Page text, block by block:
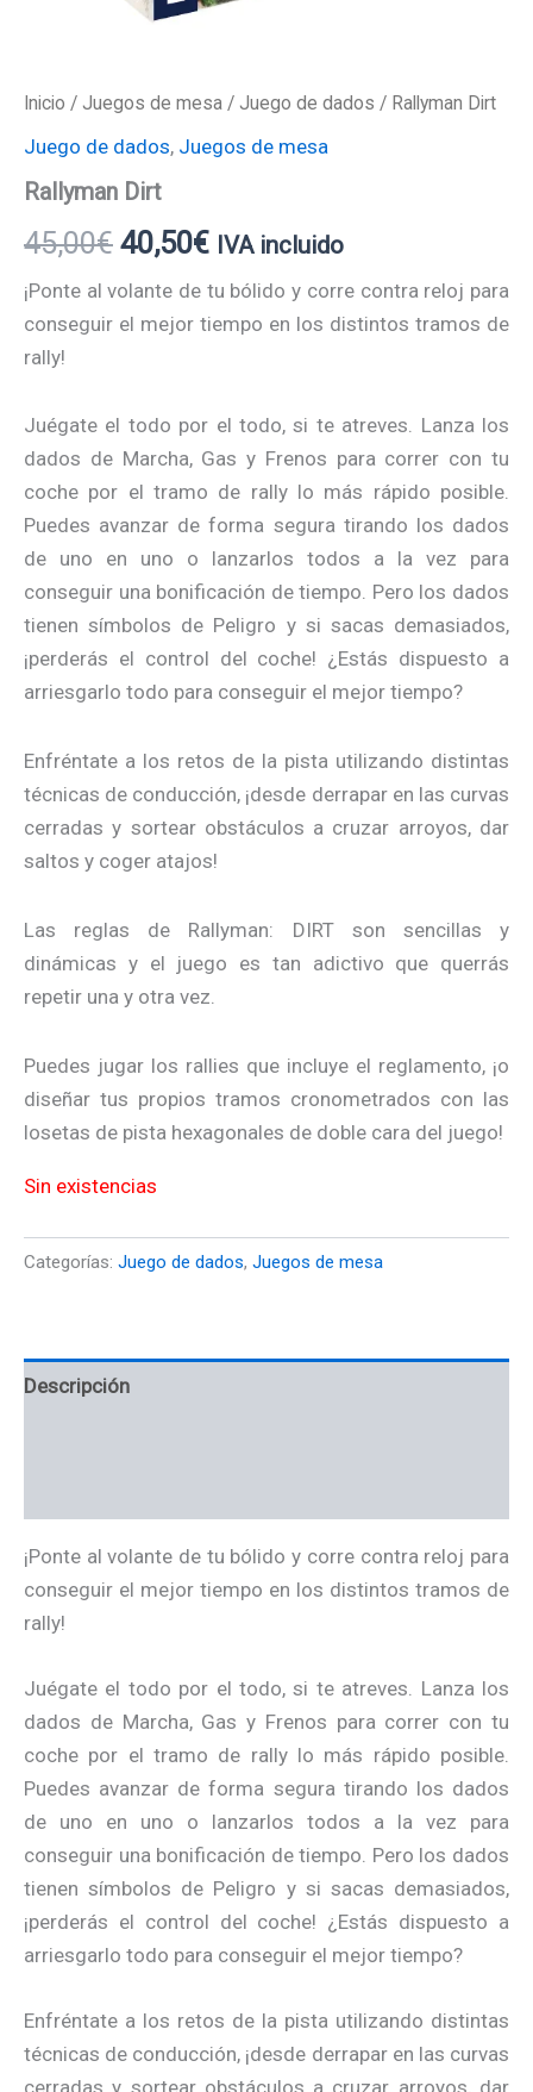
Inicio / Juegos de mesa / Juego de dados / Rallyman Dirt
Juego de dados, Juegos de mesa
Rallyman Dirt
45,00€ 40,50€ IVA incluido
¡Ponte al volante de tu bólido y corre contra reloj para
conseguir el mejor tiempo en los distintos tramos de
rally!
Juégate el todo por el todo, si te atreves. Lanza los
dados de Marcha, Gas y Frenos para correr con tu
coche por el tramo de rally lo más rápido posible.
Puedes avanzar de forma segura tirando los dados
de uno en uno o lanzarlos todos a la vez para
conseguir una bonificación de tiempo. Pero los dados
tienen símbolos de Peligro y si sacas demasiados,
¡perderás el control del coche! ¿Estás dispuesto a
arriesgarlo todo para conseguir el mejor tiempo?
Enfréntate a los retos de la pista utilizando distintas
técnicas de conducción, ¡desde derrapar en las curvas
cerradas y sortear obstáculos a cruzar arroyos, dar
saltos y coger atajos!
Las reglas de Rallyman: DIRT son sencillas y
dinámicas y el juego es tan adictivo que querrás
repetir una y otra vez.
Puedes jugar los rallies que incluye el reglamento, ¡o
diseñar tus propios tramos cronometrados con las
losetas de pista hexagonales de doble cara del juego!
Sin existencias
Categorías: Juego de dados, Juegos de mesa
Descripción
¡Ponte al volante de tu bólido y corre contra reloj para
conseguir el mejor tiempo en los distintos tramos de
rally!
Juégate el todo por el todo, si te atreves. Lanza los
dados de Marcha, Gas y Frenos para correr con tu
coche por el tramo de rally lo más rápido posible.
Puedes avanzar de forma segura tirando los dados
de uno en uno o lanzarlos todos a la vez para
conseguir una bonificación de tiempo. Pero los dados
tienen símbolos de Peligro y si sacas demasiados,
¡perderás el control del coche! ¿Estás dispuesto a
arriesgarlo todo para conseguir el mejor tiempo?
Enfréntate a los retos de la pista utilizando distintas
técnicas de conducción, ¡desde derrapar en las curvas